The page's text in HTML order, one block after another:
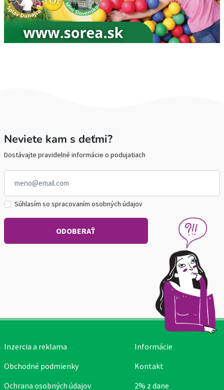
Neviete kam s deťmi?
Dostávajte pravidelné informácie o podujatiach
Súhlasím so spracovaním osobných údajov
Inzercia a reklama
Obchodné podmienky
Ochrana osobných údajov
Informácie
Kontakt
2% z dane